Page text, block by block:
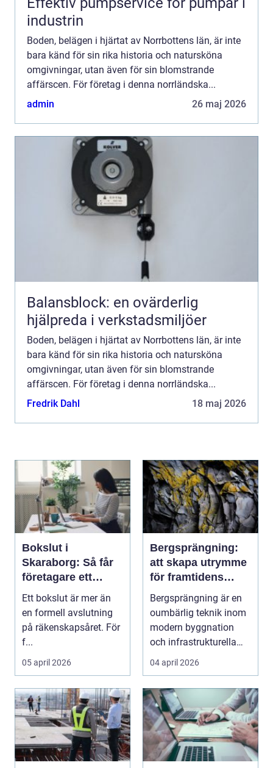
industrin
Boden, belägen i hjärtat av Norrbottens län, är inte
bara känd för sin rika historia och natursköna
omgivningar, utan även för sin blomstrande
affärscen. För företag i denna norrländska...
admin
26 maj 2026
Balansblock: en ovärderlig
hjälpreda i verkstadsmiljöer
Boden, belägen i hjärtat av Norrbottens län, är inte
bara känd för sin rika historia och natursköna
omgivningar, utan även för sin blomstrande
affärscen. För företag i denna norrländska...
Fredrik Dahl
18 maj 2026
Bokslut i
Skaraborg: Så får
företagare ett
tryggt avslut på
året
Ett bokslut är mer än
en formell avslutning
på räkenskapsåret. För
f...
05 april 2026
Bergsprängning:
att skapa utrymme
för framtidens
infrastruktur
Bergsprängning är en
oumbärlig teknik inom
modern byggnation
och infrastrukturella
fr...
04 april 2026